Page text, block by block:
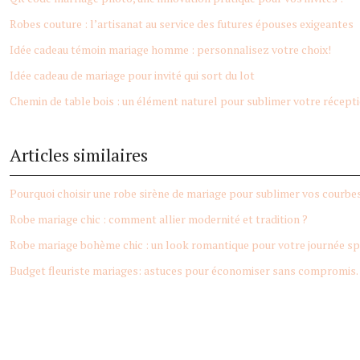
Robes couture : l’artisanat au service des futures épouses exigeantes
Idée cadeau témoin mariage homme : personnalisez votre choix!
Idée cadeau de mariage pour invité qui sort du lot
Chemin de table bois : un élément naturel pour sublimer votre
Articles similaires
Pourquoi choisir une robe sirène de mariage pour sublimer vos
Robe mariage chic : comment allier modernité et tradition ?
Robe mariage bohème chic : un look romantique pour votre journée
Budget fleuriste mariages: astuces pour économiser sans compromis.